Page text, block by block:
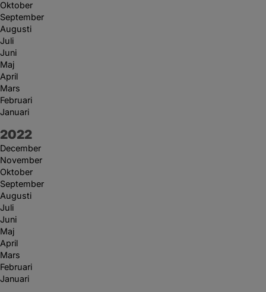
Oktober
September
Augusti
Juli
Juni
Maj
April
Mars
Februari
Januari
År:
2022
December
November
Oktober
September
Augusti
Juli
Juni
Maj
April
Mars
Februari
Januari